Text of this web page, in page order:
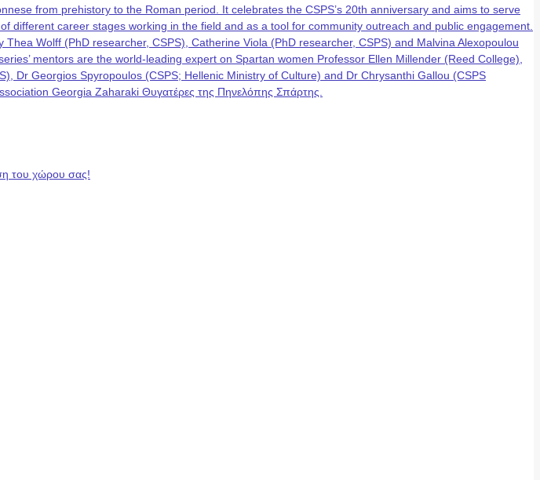
from prehistory to the Roman period. It celebrates the CSPS’s 20th anniversary and aims to serve
different career stages working in the field and as a tool for community outreach and public engagement.
Wolff (PhD researcher, CSPS), Catherine Viola (PhD researcher, CSPS) and Malvina Alexopoulou
mentors are the world-leading expert on Spartan women Professor Ellen Millender (Reed College),
Dr Georgios Spyropoulos (CSPS; Hellenic Ministry of Culture) and Dr Chrysanthi Gallou (CSPS
Georgia Zaharaki Θυγατέρες της Πηνελόπης Σπάρτης.
του χώρου σας!